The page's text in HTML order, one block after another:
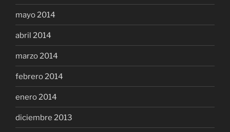
mayo 2014
abril 2014
marzo 2014
febrero 2014
enero 2014
diciembre 2013